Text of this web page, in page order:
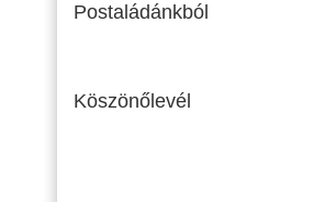
Postaládánkból
Köszönőlevél